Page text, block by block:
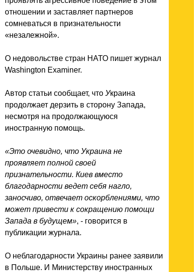
отношении и заставляет партнеров
сомневаться в признательности
«незалежной».
О недовольстве стран НАТО пишет журнал
Washington Examiner.
Автор статьи сообщает, что Украина
продолжает дерзить в сторону Запада,
несмотря на продолжающуюся
иностранную помощь.
«Это очевидно, что Украина не
проявляет полной своей
признательности. Киев вместо
благодарности ведет себя нагло,
заносчиво, отвечает оскорблениями, что
может привести к сокращению помощи
Запада в будущем», - говорится в
публикации журнала.
О неблагодарности Украины ранее заявили
в Польше. И Министерству иностранных